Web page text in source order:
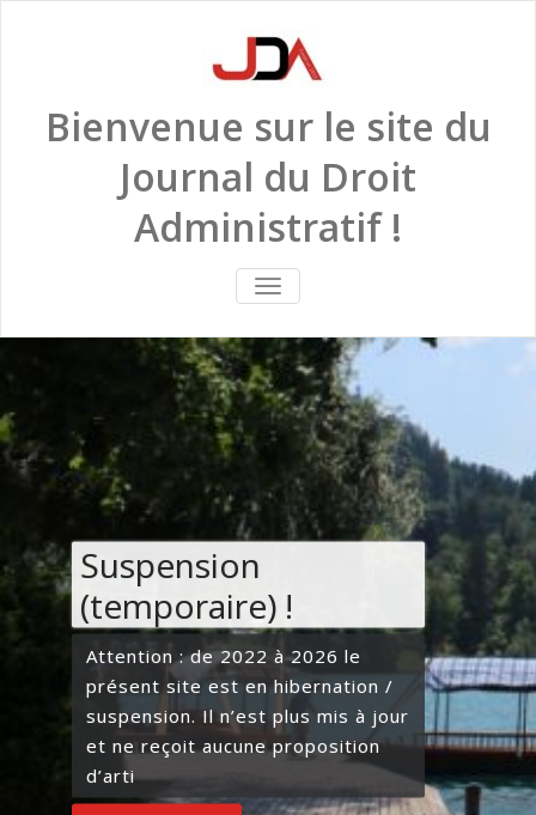
Bienvenue sur le site du
Journal du Droit
Administratif !
TOGGLE
NAVIGATION
Suspension
(temporaire) !
Attention : de 2022 à 2026 le
présent site est en hibernation /
suspension. Il n’est plus mis à jour
et ne reçoit aucune proposition
d’arti